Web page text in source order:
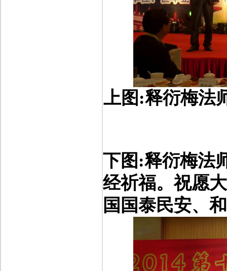
上图 :释衍梅法
下图 :释衍梅法
经祈福。祝愿
国国泰民安、